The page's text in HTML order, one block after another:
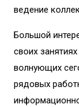
ведение
Большой
своих
волнующих
рядовых